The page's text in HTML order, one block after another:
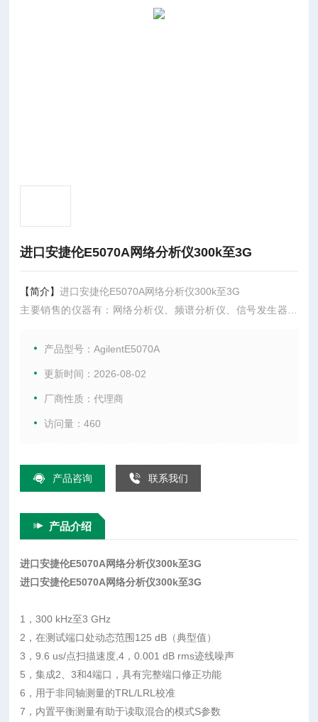
进口安捷伦E5070A网络分析仪300k至3G
【简介】进口安捷伦E5070A网络分析仪300k至3G
主要销售的仪器有：网络分析仪、频谱分析仪、信号发生器、
件等。产品型号：AgilentE5070A
更新时间：2026-08-02
厂商性质：代理商
访问量：460
产品咨询 联系我们
产品介绍
进口安捷伦E5070A网络分析仪300k至3G
进口安捷伦E5070A网络分析仪300k至3G
1，300 kHz至3 GHz
2，在测试端口处动态范围125 dB（典型值）
3，9.6 us/点扫描速度,4，0.001 dB rms迹线噪声
5，集成2、3和4端口，具有完整端口修正功能
6，用于非同轴测量的TRL/LRL校准
7，内置平衡测量有助于读取混合的模式S参数